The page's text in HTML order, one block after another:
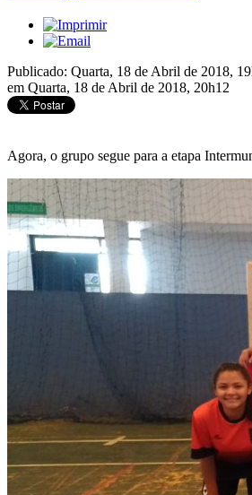
Publicado: Quarta, 18 de Abril de 2018,
em Quarta, 18 de Abril de 2018, 20h12
Agora, o grupo segue para a etapa